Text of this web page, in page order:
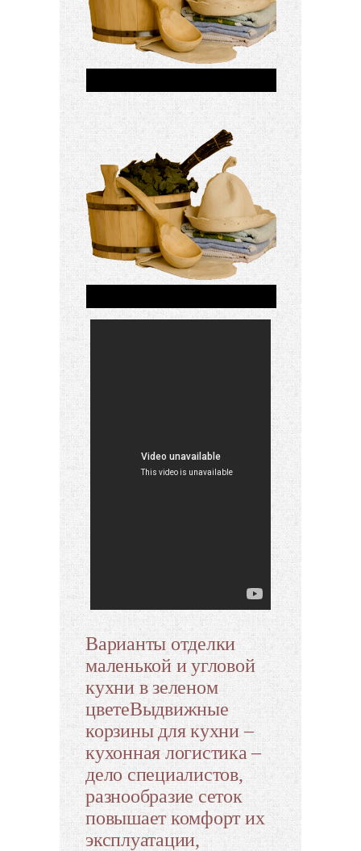
Варианты отделки
маленькой и угловой
кухни в зеленом
цветеВыдвижные
корзины для кухни –
кухонная логистика –
дело специалистов,
разнообразие сеток
повышает комфорт их
эксплуатации,